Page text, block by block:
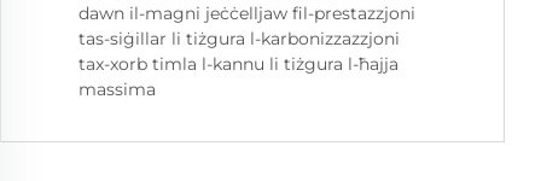
dawn il-magni jeċċelljaw fil-prestazzjoni
tas-siġillar li tiżgura l-karbonizzazzjoni
tax-xorb timla l-kannu li tiżgura l-ħajja
massima